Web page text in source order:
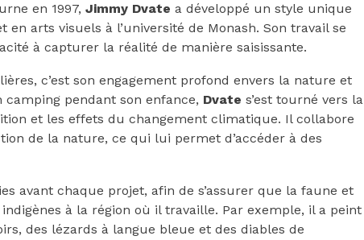
en 1997, Jimmy Dvate a développé un style unique
arts visuels à l’université de Monash. Son travail se
à capturer la réalité de manière saisissante.
c’est son engagement profond envers la nature et
camping pendant son enfance, Dvate s’est tourné vers la
et les effets du changement climatique. Il collabore
de la nature, ce qui lui permet d’accéder à des
avant chaque projet, afin de s’assurer que la faune et
à la région où il travaille. Par exemple, il a peint
des lézards à langue bleue et des diables de